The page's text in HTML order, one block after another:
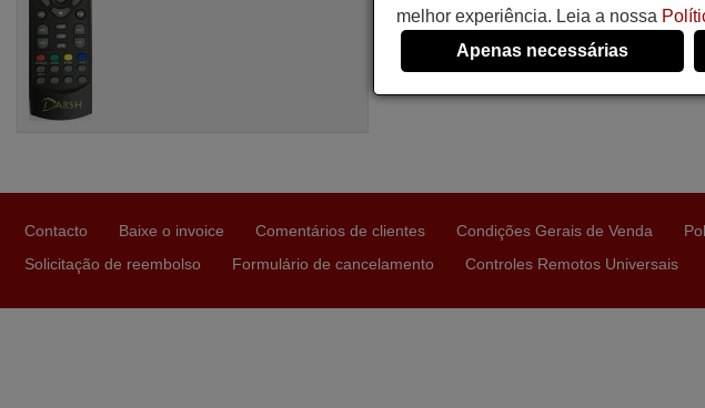
Contacto Baixe o invoice Comentários de clientes Condições Gerais de Venda
Solicitação de reembolso
Formulário de cancelamento Controles Remotos Universais
melhor experiência. Leia a nossa
Apenas necessárias